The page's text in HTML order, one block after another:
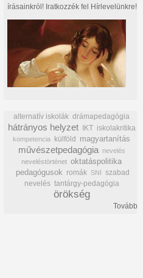
írásainkról! Iratkozzék fel Hírlevelünkre!
alternatív iskolák drámapedagógia
hátrányos helyzet IKT iskolakritika
kompetencia külföld magyartanítás
művészetpedagógia
nevelés
neveléstörténet oktatáspolitika
pedagógusok romák SNI szabad
nevelés tantárgy-pedagógia
örökség
Tovább